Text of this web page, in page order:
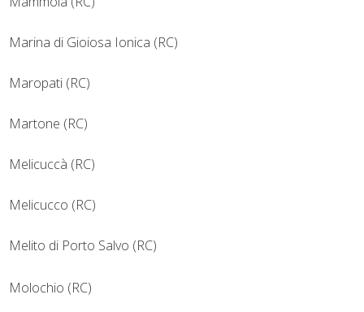
Marina di Gioiosa Ionica (RC)
Maropati (RC)
Martone (RC)
Melicuccà (RC)
Melicucco (RC)
Melito di Porto Salvo (RC)
Molochio (RC)